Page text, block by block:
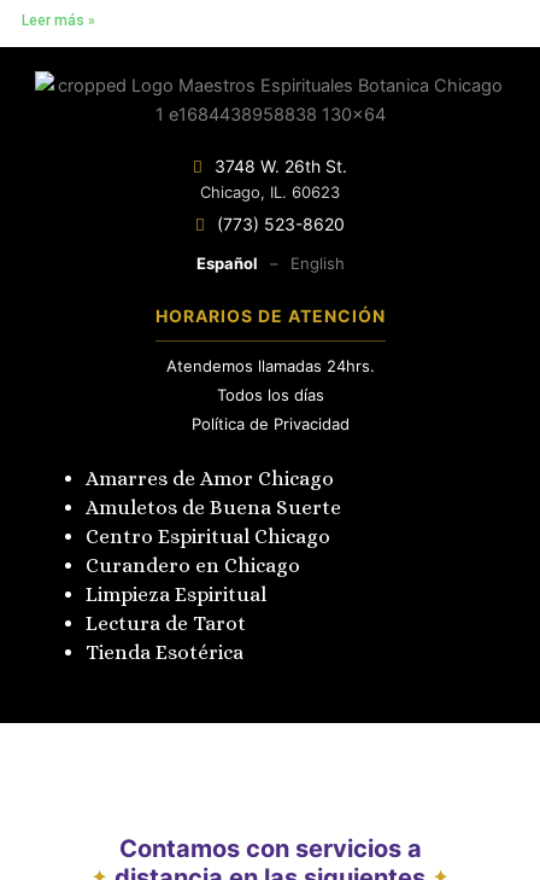
Leer más »
3748 W. 26th St.
Chicago, IL. 60623
(773) 523-8620
Español – English
HORARIOS DE ATENCIÓN
Atendemos llamadas 24hrs.
Todos los días
Política de Privacidad
Amarres de Amor Chicago
Amuletos de Buena Suerte
Centro Espiritual Chicago
Curandero en Chicago
Limpieza Espiritual
Lectura de Tarot
Tienda Esotérica
Contamos con servicios a